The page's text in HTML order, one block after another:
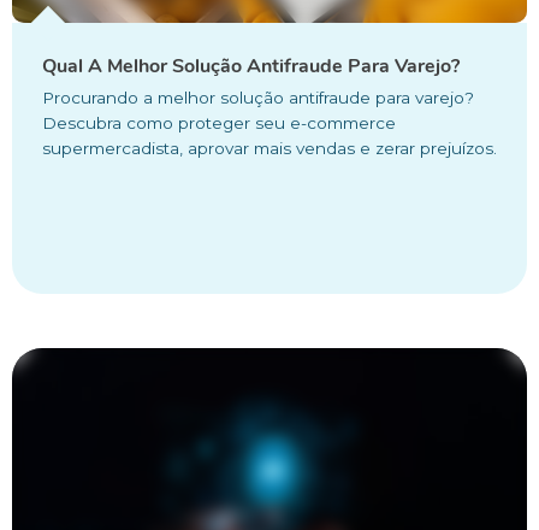
Qual A Melhor Solução Antifraude Para Varejo?
Procurando a melhor solução antifraude para varejo?
Descubra como proteger seu e-commerce
supermercadista, aprovar mais vendas e zerar prejuízos.